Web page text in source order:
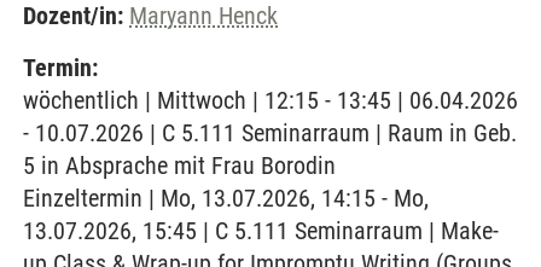
Dozent/in: Maryann Henck
Termin:
wöchentlich | Mittwoch | 12:15 - 13:45 | 06.04.2026
- 10.07.2026 | C 5.111 Seminarraum | Raum in Geb.
5 in Absprache mit Frau Borodin
Einzeltermin | Mo, 13.07.2026, 14:15 - Mo,
13.07.2026, 15:45 | C 5.111 Seminarraum | Make-